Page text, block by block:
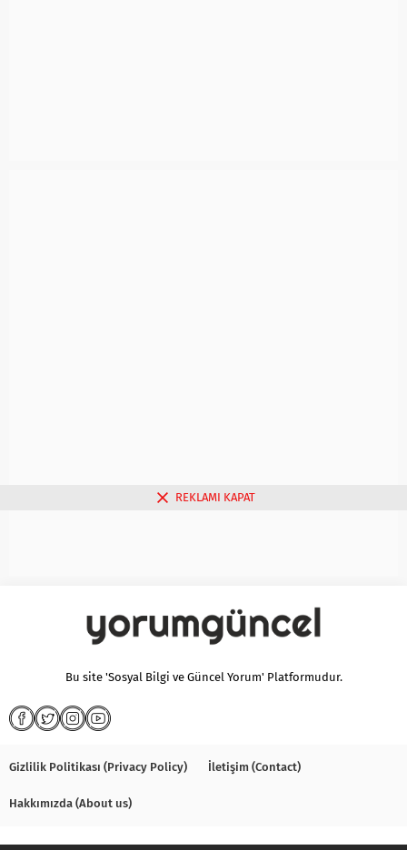
Bu site 'Sosyal Bilgi ve Güncel Yorum' Platformudur.
Gizlilik Politikası (Privacy Policy) İletişim (Contact)
Hakkımızda (About us)
REKLAMI KAPAT